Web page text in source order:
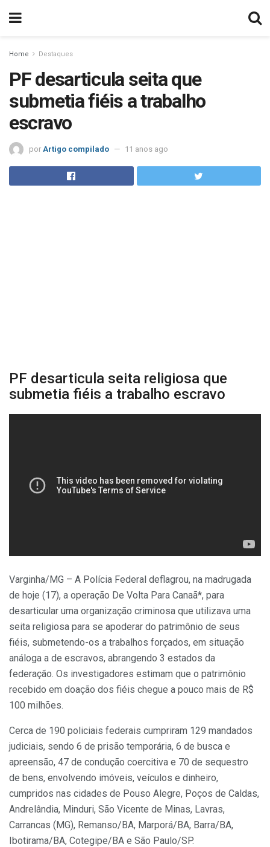
Home Destaques
PF desarticula seita que
submetia fiéis a trabalho
escravo
por Artigo compilado 11 anos ago
PF desarticula seita religiosa que
submetia fiéis a trabalho escravo
Varginha/MG – A Polícia Federal deflagrou, na madrugada
de hoje (17), a operação De Volta Para Canaã*, para
desarticular uma organização criminosa que utilizava uma
seita religiosa para se apoderar do patrimônio de seus
fiéis, submetendo-os a trabalhos forçados, em situação
análoga a de escravos, abrangendo 3 estados da
federação. Os investigadores estimam que o patrimônio
recebido em doação dos fiéis chegue a pouco mais de R$
100 milhões.
Cerca de 190 policiais federais cumpriram 129 mandados
judiciais, sendo 6 de prisão temporária, 6 de busca e
apreensão, 47 de condução coercitiva e 70 de sequestro
de bens, envolvendo imóveis, veículos e dinheiro,
cumpridos nas cidades de Pouso Alegre, Poços de Caldas,
Andrelândia, Minduri, São Vicente de Minas, Lavras,
Carrancas (MG), Remanso/BA, Marporá/BA, Barra/BA,
Ibotirama/BA, Cotegipe/BA e São Paulo/SP.